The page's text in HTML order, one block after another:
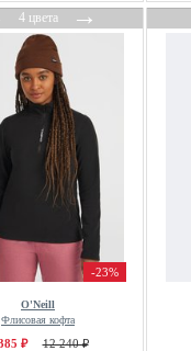
4 цвета→
-23%
O'Neill
Флисовая кофта
₽ 12 240 ₽